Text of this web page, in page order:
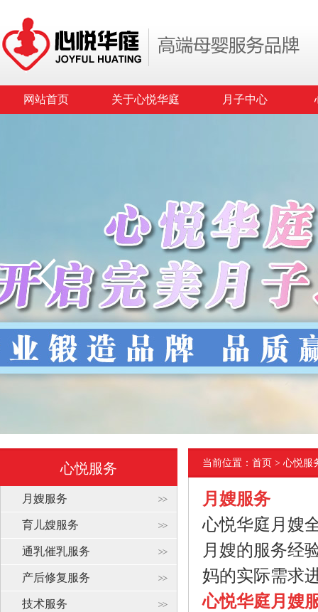
网站首页 关于心悦华庭 月子中心
心悦服务
月嫂服务
育儿嫂服务
通乳催乳服务
产后修复服务
技术服务
当前位置： 首页 > 心悦服
月嫂服务
心悦华庭月嫂
月嫂的服务经
妈的实际需求
心悦华庭月嫂